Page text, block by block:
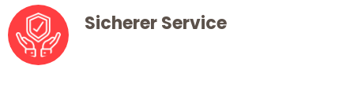
Sicherer Service